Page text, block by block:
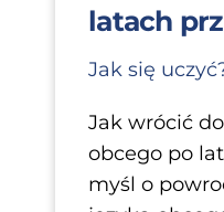
latach
Jak się
Jak wrócić
obcego po
myśl o